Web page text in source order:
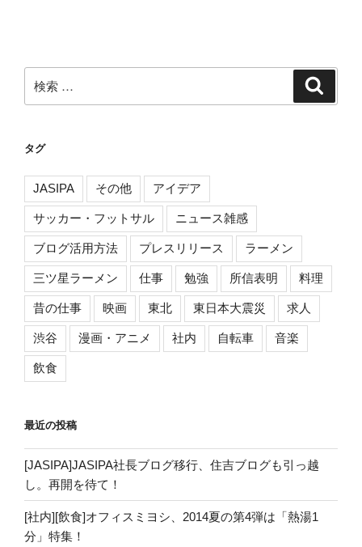
索:
タグ
JASIPA その他 アイデア
サッカー・フットサル ニュース雑感
ブログ活用方法 プレスリリース ラーメン
三ツ星ラーメン 仕事 勉強 所信表明 料理
昔の仕事 映画 東北 東日本大震災 求人
渋谷 漫画・アニメ 社内 自転車 音楽
飲食
最近の投稿
[JASIPA]JASIPA社長ブログ移行、住吉ブログも引っ越
し。再開を待て！
[社内][飲食]オフィスミヨシ、2014夏の第4弾は「熱湯1
分」特集！